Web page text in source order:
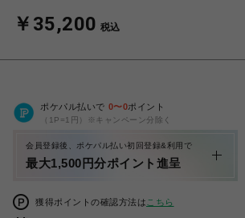
￥35,200 税込
ポケパル払いで 0〜0ポイント
（1P=1円）※キャンペーン分除く
会員登録後、ポケパル払い初回登録&利用で
最大1,500円分ポイント進呈
獲得ポイントの確認方法は こちら